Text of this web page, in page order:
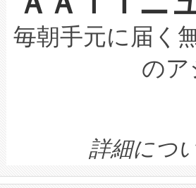
最高経営責任者
す。「当社の
ームを利用すれ
きます。この効
ービスレベル契
テリー性能の劣
念は、現在デー
ます。 Voltaiq
quality and
BESS stack to
キロメートル範囲
LiDAR for
は1535 nmレー
イズの小径化を
す。ノーマルモ
ートル先まで検出
毎朝手元に届く
のア
詳細につ